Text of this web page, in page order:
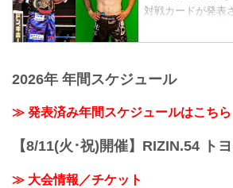
対戦カードが発表
10戦無敗の修斗
者、竹中大地は、
2026年 年間スケジュール
≫ 発表済み年間スケジュールはこちら
【8/11(火･祝)開催】RIZIN.54 ト
≫ 大会情報／チケット